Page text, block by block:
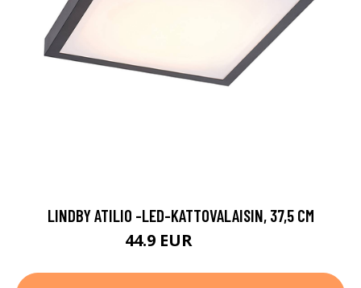
LINDBY ATILIO -LED-KATTOVALAISIN, 37,5 CM
44.9 EUR